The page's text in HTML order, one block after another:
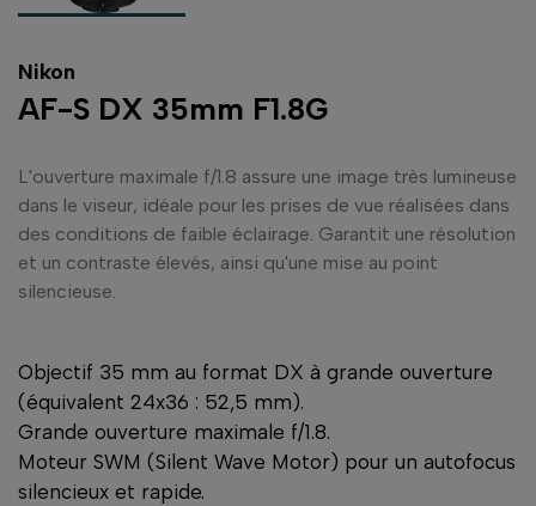
Nikon
AF-S DX 35mm F1.8G
L'ouverture maximale f/1.8 assure une image très lumineuse
dans le viseur, idéale pour les prises de vue réalisées dans
des conditions de faible éclairage. Garantit une résolution
et un contraste élevés, ainsi qu'une mise au point
silencieuse.
Objectif 35 mm au format DX à grande ouverture
(équivalent 24x36 : 52,5 mm).
Grande ouverture maximale f/1.8.
Moteur SWM (Silent Wave Motor) pour un autofocus
silencieux et rapide.